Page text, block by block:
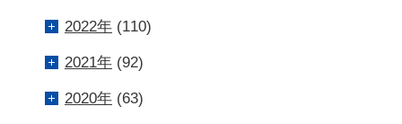
2022年(110)
2021年(92)
2020年(63)